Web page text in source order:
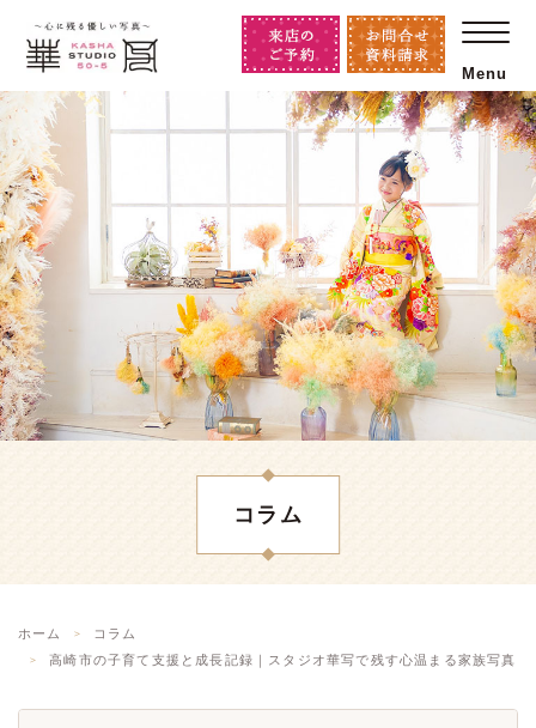
Menu
コラム
ホーム
コラム
高崎市の子育て支援と成長記録｜スタジオ華写で残す心温まる家族写真